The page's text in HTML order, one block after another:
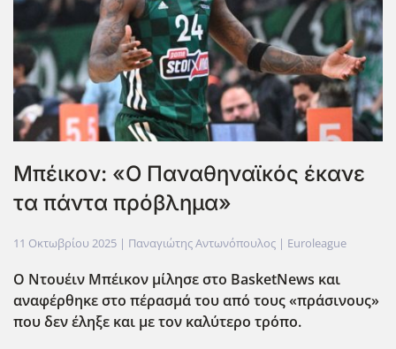
Μπέικον: «Ο Παναθηναϊκός έκανε
τα πάντα πρόβλημα»
11 Οκτωβρίου 2025 | Παναγιώτης Αντωνόπουλος | Euroleague
Ο Ντουέιν Μπέικον μίλησε στο BasketNews και
αναφέρθηκε στο πέρασμά του από τους «πράσινους»
που δεν έληξε και με τον καλύτερο τρόπο.